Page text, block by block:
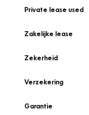
Private lease used
Zakelijke lease
Zekerheid
Verzekering
Garantie